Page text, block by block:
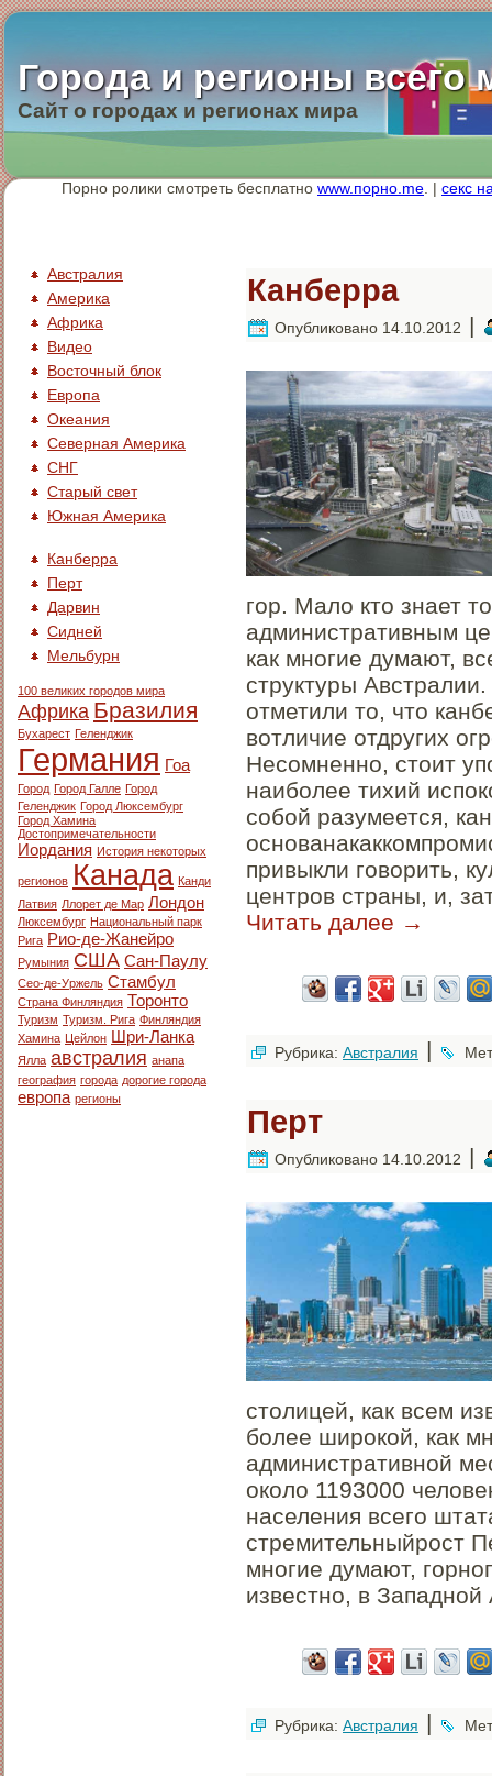
Города и регионы всего
Сайт о городах и регионах мира
Порно ролики смотреть бесплатно www.порно.me . | секс
Австралия
Америка
Африка
Видео
Восточный блок
Европа
Океания
Северная Америка
СНГ
Старый свет
Южная Америка
Канберра
Перт
Дарвин
Сидней
Мельбурн
100 великих городов мира
Африка Бразилия
Бухарест Геленджик
Германия Гоа
Город Город Галле Город
Геленджик Город Люксембург
Город Хамина
Достопримечательности
Иордания История некоторых
регионов Канада Канди
Латвия Ллорет де Мар Лондон
Люксембург Национальный парк
Рига Рио-де-Жанейро
Румыния США Сан-Паулу
Сео-де-Уржель Стамбул
Страна Финляндия Торонто
Туризм Туризм. Рига Финляндия
Хамина Цейлон Шри-Ланка
Ялла австралия анапа
география города дорогие города
европа регионы
Канберра
Опубликовано 14.10.2012 |
гор. Мало кто знает
административным
как многие думают,
структуры
отметили то, что
вотличие отдругих
Несомненно, стоит
наиболее тихий
собой разумеется,
привыкли говорить,
центров страны, и,
Читать далее →
Рубрика: Австралия |
Перт
Опубликовано 14.10.2012 |
столицей, как всем
более широкой, как
административной
около 1193000
населения всего
стремительныйрост
многие думают,
известно, в
Рубрика: Австралия |